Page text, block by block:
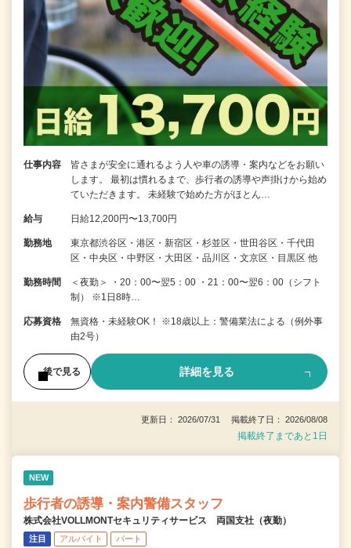
仕事内容
皆さまが安全に通れるよう人や車の誘導・案内などをお願い
します。 最初は慣れるまで、歩行者の誘導や声掛けから始め
ていただきます。 未経験で始めた方がほとん…
給与 日給12,200円〜13,700円
勤務地
東京都渋谷区・港区・新宿区・杉並区・世田谷区・千代田
区・中央区・中野区・大田区・品川区・文京区・目黒区 他
勤務時間
＜夜勤＞ ・20：00〜翌5：00 ・21：00〜翌6：00（シフト
制） ※1日8時…
応募資格
無資格・未経験OK！ ※18歳以上：警備業法による（例外事
由2号）
後で見る 詳細を見る
更新日： 2026/07/31 掲載終了日： 2026/08/08
掲載終了まであと1日
NEW
歩行者の誘導・案内警備スタッフ
株式会社VOLLMONTセキュリティサービス 両国支社（夜勤）
注目 アルバイト パート